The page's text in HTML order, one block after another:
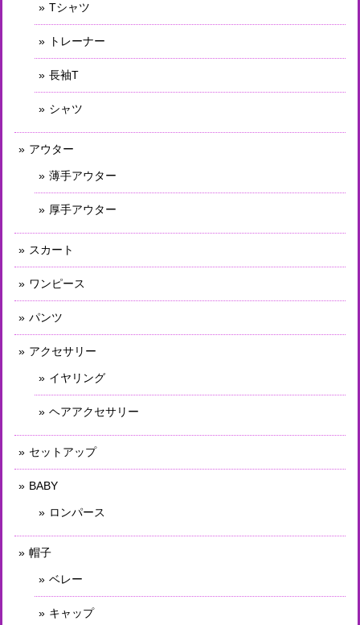
Tシャツ
トレーナー
長袖T
シャツ
アウター
薄手アウター
厚手アウター
スカート
ワンピース
パンツ
アクセサリー
イヤリング
ヘアアクセサリー
セットアップ
BABY
ロンパース
帽子
ベレー
キャップ